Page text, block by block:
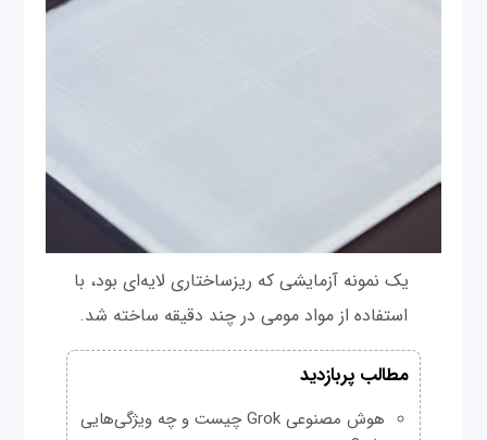
یک نمونه آزمایشی که ریزساختاری لایه‌ای بود، با
استفاده از مواد مومی در چند دقیقه ساخته شد.
مطالب پربازدید
هوش مصنوعی Grok چیست و چه ویژگی‌هایی